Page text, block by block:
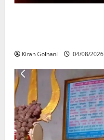
Kiran Golhani 04/08/2026